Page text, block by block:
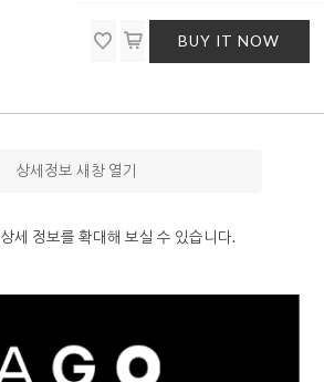
BUY IT NOW
상세정보 새창 열기
상세 정보를 확대해 보실 수 있습니다.